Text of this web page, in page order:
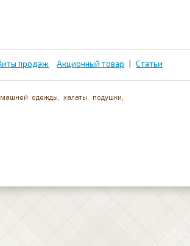
продаж Акционный товар Статьи
одежды, халаты, подушки,